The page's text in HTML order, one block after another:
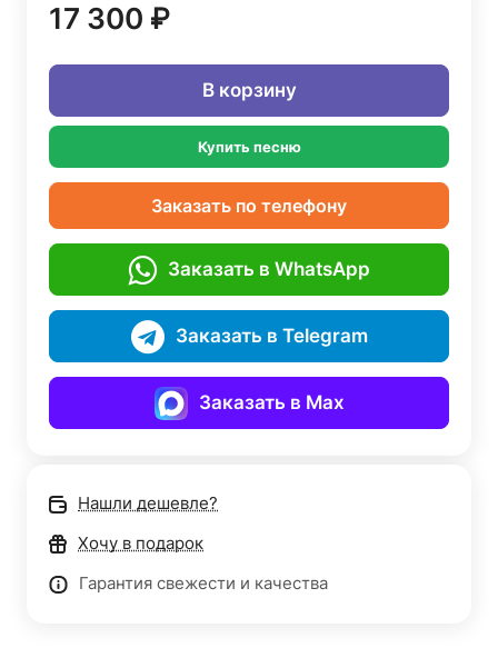
17 300 ₽
В корзину
Купить песню
Заказать по телефону
Заказать в WhatsApp
Заказать в Telegram
Заказать в Max
Нашли дешевле?
Хочу в подарок
Гарантия свежести и качества